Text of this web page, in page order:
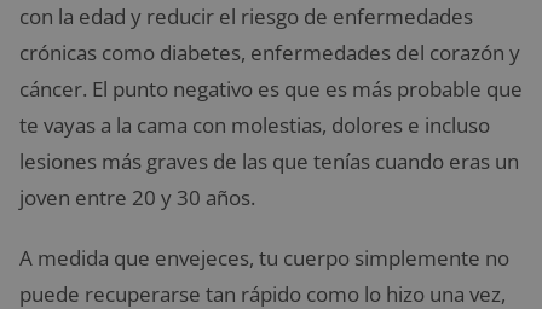
con la edad y reducir el riesgo de enfermedades
crónicas como diabetes, enfermedades del corazón y
cáncer. El punto negativo es que es más probable que
te vayas a la cama con molestias, dolores e incluso
lesiones más graves de las que tenías cuando eras un
joven entre 20 y 30 años.
A medida que envejeces, tu cuerpo simplemente no
puede recuperarse tan rápido como lo hizo una vez,